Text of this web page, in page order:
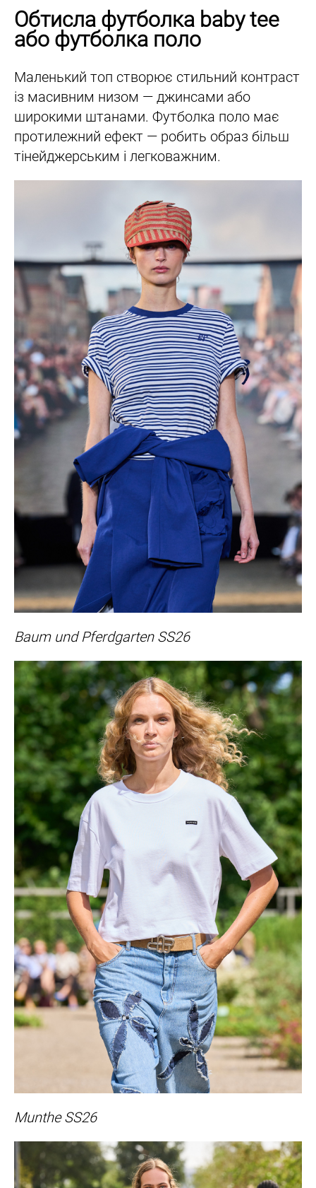
Обтисла футболка baby tee
або футболка поло
Маленький топ створює стильний контраст
із масивним низом — джинсами або
широкими штанами. Футболка поло має
протилежний ефект — робить образ більш
тінейджерським і легковажним.
Baum und Pferdgarten SS26
Munthe SS26